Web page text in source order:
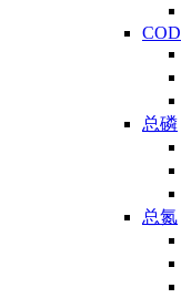
COD
总磷
总氮